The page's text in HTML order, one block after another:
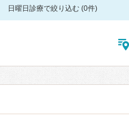
日曜日診療で絞り込む (0件)